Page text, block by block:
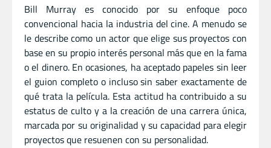
Bill Murray es conocido por su enfoque poco
convencional hacia la industria del cine. A menudo se
le describe como un actor que elige sus proyectos con
base en su propio interés personal más que en la fama
o el dinero. En ocasiones, ha aceptado papeles sin leer
el guion completo o incluso sin saber exactamente de
qué trata la película. Esta actitud ha contribuido a su
estatus de culto y a la creación de una carrera única,
marcada por su originalidad y su capacidad para elegir
proyectos que resuenen con su personalidad.